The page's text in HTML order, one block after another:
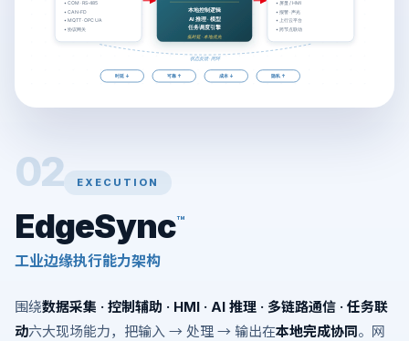
02 EXECUTION
EdgeSync™
工业边缘执行能力架构
围绕数据采集 · 控制辅助 · HMI · AI 推理 · 多链路通信 · 任务联
动六大现场能力，把输入 → 处理 → 输出在本地完成协同。网